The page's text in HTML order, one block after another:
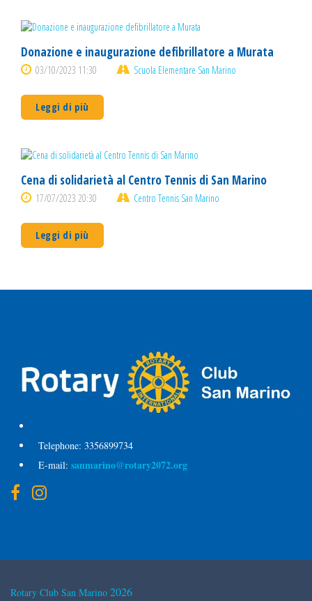
Donazione e inaugurazione defibrillatore a Murata
03/10/2023 11:30 Scuola Elementare San Marino
Leggi di più
Cena di solidarietà al Centro Tennis di San Marino
17/07/2023 20:30 Centro Tennis San Marino
Leggi di più
Telephone: 3356899734
E-mail: sanmarino@rotary2072.org
Rotary Club San Marino 2026